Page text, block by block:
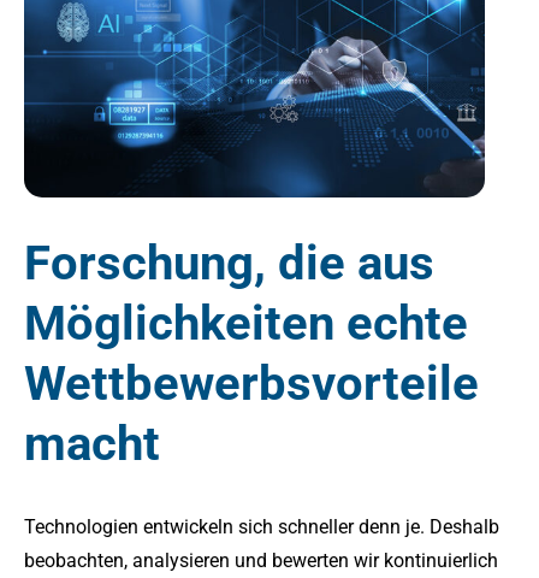
Forschung, die aus
Möglichkeiten echte
Wettbewerbsvorteile
macht
Technologien entwickeln sich schneller denn je. Deshalb
beobachten, analysieren und bewerten wir kontinuierlich